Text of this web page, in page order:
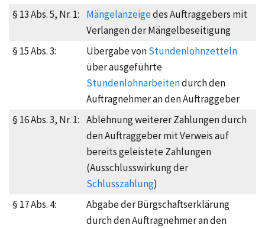
§ 13 Abs. 5, Nr. 1:
Mängelanzeigedes Auftraggebers mit
Verlangen der Mängelbeseitigung
§ 15 Abs. 3:
Übergabe vonStundenlohnzetteln
über ausgeführte
Stundenlohnarbeitendurch den
Auftragnehmer an den Auftraggeber
§ 16 Abs. 3, Nr. 1: Ablehnung weiterer Zahlungen durch
den Auftraggeber mit Verweis auf
bereits geleistete Zahlungen
(Ausschlusswirkung der
Schlusszahlung)
§ 17 Abs. 4:
Abgabe der Bürgschaftserklärung
durch den Auftragnehmer an den